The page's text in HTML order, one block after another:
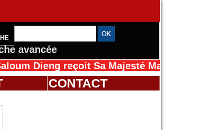
avancée
reçoit Sa Majesté Mansah Cissé au
CONTACT